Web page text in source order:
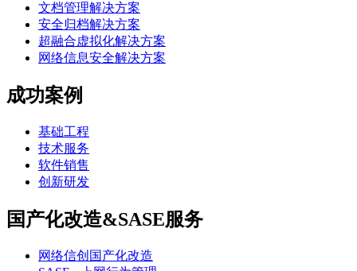
文档管理解决方案
安全归档解决方案
超融合虚拟化解决方案
网络信息安全解决方案
成功案例
基础工程
技术服务
软件销售
创新研发
国产化改造&SASE服务
网络信创国产化改造